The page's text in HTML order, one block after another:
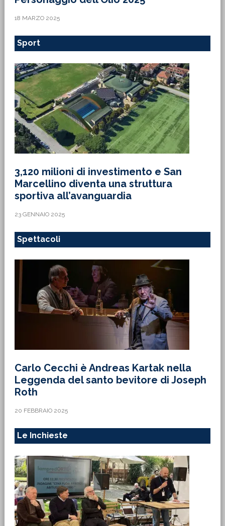
18 MARZO 2025
Sport
3,120 milioni di investimento e San
Marcellino diventa una struttura
sportiva all’avanguardia
23 GENNAIO 2025
Spettacoli
Carlo Cecchi è Andreas Kartak nella
Leggenda del santo bevitore di Joseph
Roth
20 FEBBRAIO 2025
Le Inchieste